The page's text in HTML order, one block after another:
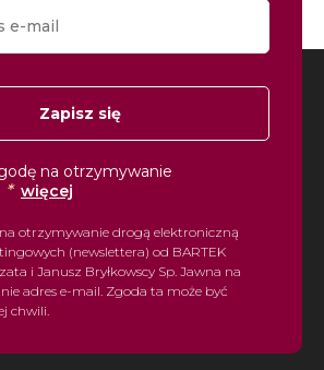
Zapisz się
na otrzymywanie
* więcej
otrzymywanie drogą elektroniczną
(newslettera) od BARTEK
i Janusz Bryłkowscy Sp. Jawna na
adres e-mail. Zgoda ta może być
chwili.